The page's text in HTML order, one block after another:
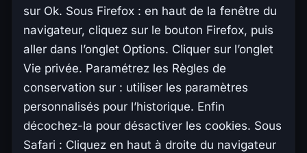
sur Ok. Sous Firefox : en haut de la fenêtre du
navigateur, cliquez sur le bouton Firefox, puis
aller dans l’onglet Options. Cliquer sur l’onglet
Vie privée. Paramétrez les Règles de
conservation sur : utiliser les paramètres
personnalisés pour l’historique. Enfin
décochez-la pour désactiver les cookies. Sous
Safari : Cliquez en haut à droite du navigateur